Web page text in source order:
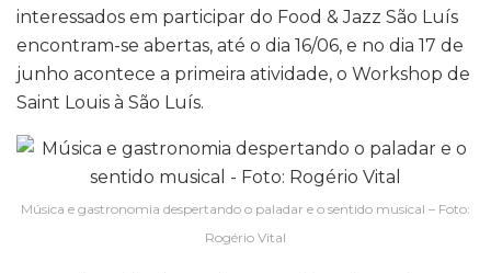
interessados em participar do Food & Jazz São Luís
encontram-se abertas, até o dia 16/06, e no dia 17 de
junho acontece a primeira atividade, o Workshop de
Saint Louis à São Luís.
Música e gastronomia despertando o paladar e o sentido musical – Foto:
Rogério Vital